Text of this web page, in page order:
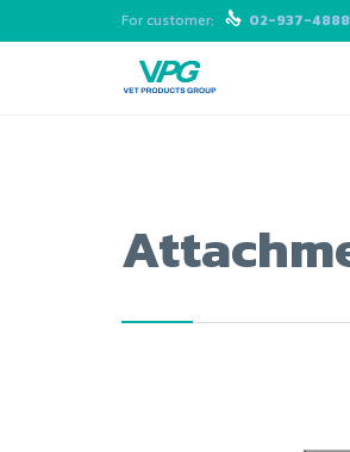
For customer:  02-937-4888